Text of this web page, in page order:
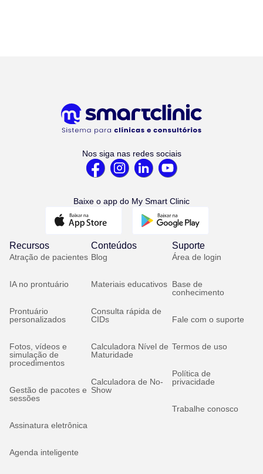
Nos siga nas redes sociais
Baixe o app do My Smart Clinic
Recursos
Atração de pacientes
IA no prontuário
Prontuário
personalizados
Fotos, vídeos e
simulação de
procedimentos
Gestão de pacotes e
sessões
Assinatura eletrônica
Agenda inteligente
Conteúdos
Blog
Materiais educativos
Consulta rápida de
CIDs
Calculadora Nível de
Maturidade
Calculadora de No-
Show
Suporte
Área de login
Base de
conhecimento
Fale com o suporte
Termos de uso
Política de
privacidade
Trabalhe conosco